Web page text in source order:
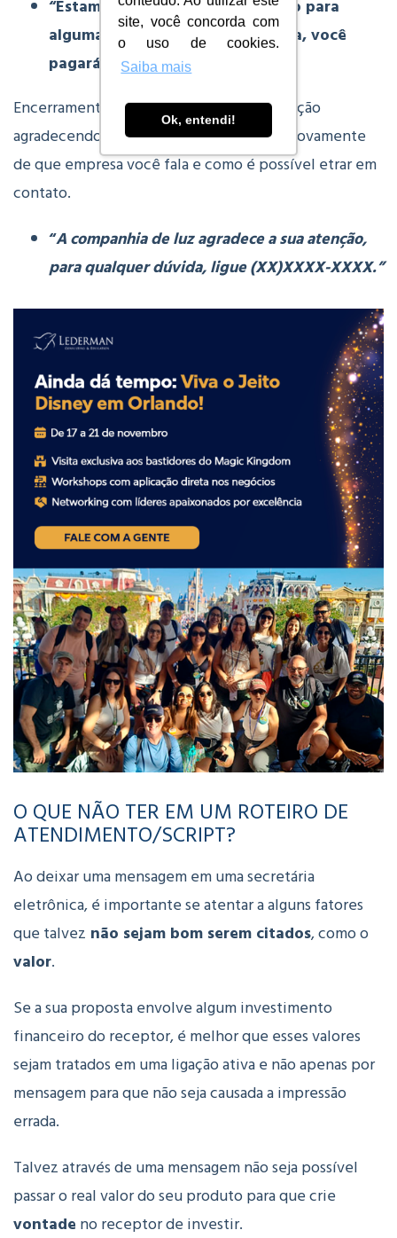
site, você concorda com
o uso de cookies.
Saiba mais
Ok, entendi!
“Estamos oferecendo esse acordo para
algumas pessoas, e, aceitando ela, você
pagará menos na conta de luz.”
Encerramento e despedida: encerre a ligação
agradecendo pela atenção e lembrando novamente
de que empresa você fala e como é possível etrar em
contato.
“A companhia de luz agradece a sua atenção,
para qualquer dúvida, ligue (XX)XXXX-XXXX.”
O QUE NÃO TER EM UM ROTEIRO DE
ATENDIMENTO/SCRIPT?
Ao deixar uma mensagem em uma secretária
eletrônica, é importante se atentar a alguns fatores
que talvez não sejam bom serem citados, como o
valor.
Se a sua proposta envolve algum investimento
financeiro do receptor, é melhor que esses valores
sejam tratados em uma ligação ativa e não apenas por
mensagem para que não seja causada a impressão
errada.
Talvez através de uma mensagem não seja possível
passar o real valor do seu produto para que crie
vontade no receptor de investir.